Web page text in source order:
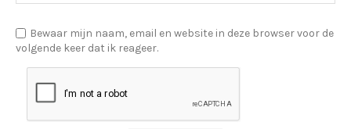
Bewaar mijn naam, email en website in deze browser voor de
volgende keer dat ik reageer.